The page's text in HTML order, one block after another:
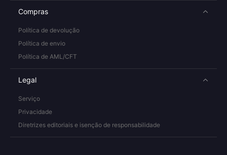
Compras
Política de devolução
Política de envio
Política de AML/CFT
Legal
Serviço
Privacidade
Diretrizes editoriais e isenção de responsabilidade